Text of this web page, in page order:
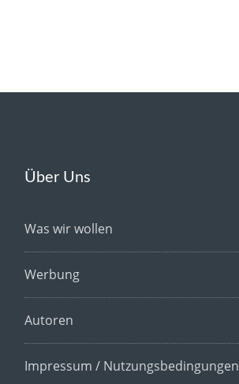
Über Uns
Was wir wollen
Werbung
Autoren
Impressum / Nutzungsbedingungen